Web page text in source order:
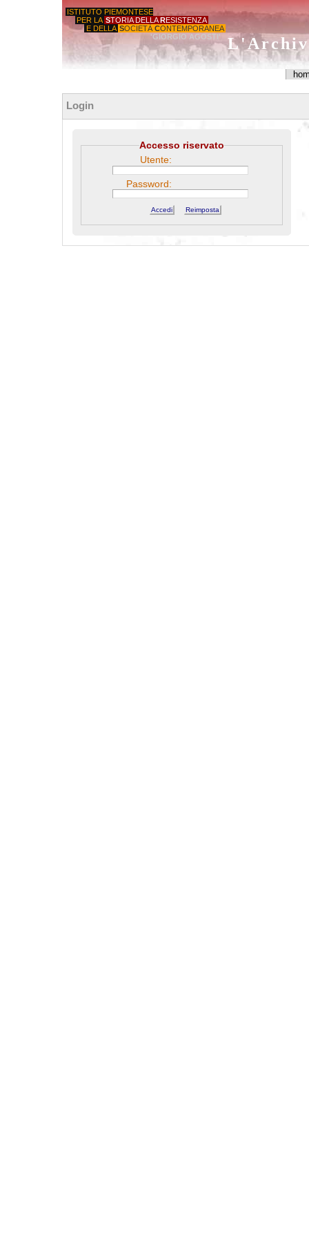
ISTITUTO PIEMONTESE
PER LA STORIA DELLA RESISTENZA
E DELLA SOCIETÀ CONTEMPORANEA
'GIORGIO AGOSTI'
Login
Accesso riservato
Utente:
Password: